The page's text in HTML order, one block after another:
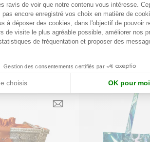
Sac Réutilisable en PVC – Rio Rose (40×14×40cm)
: 4,25 € Prix de vente conseillé :
ravis de voir que notre contenu vous intéresse.
pas encore enregistré vos choix en matière de
à déposer des cookies, dans l'objectif de pouvoir
de visite le plus agréable possible, améliorer nos
de fréquentation et proposer des
Gestion des consentements certifiés par
choisis OK pour moi
Axeptio consent